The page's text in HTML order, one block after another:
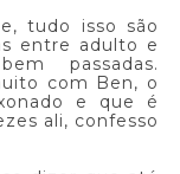
tudo isso são
entre adulto e
passadas.
com Ben, o
e que é
ali, confesso